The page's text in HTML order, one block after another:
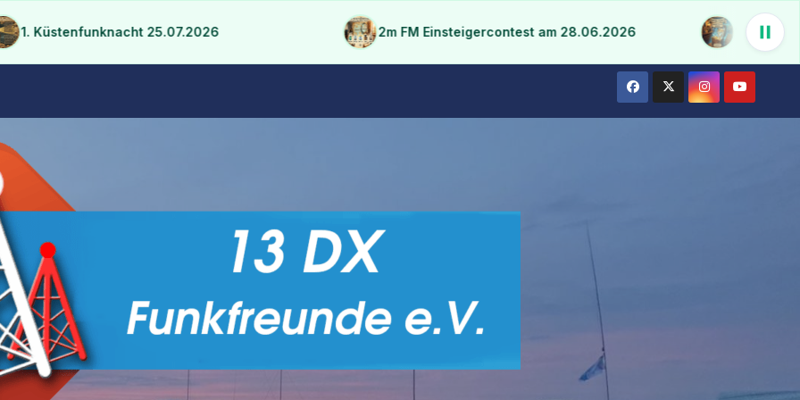
konsolidieren25.07.2026 2m FM Einsteigercontest am 28.06.2026 13 DX Songs &